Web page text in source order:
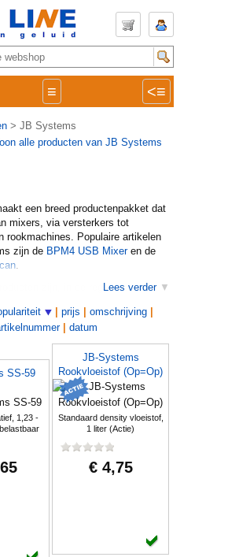
≡ <≡
> JB Systems
Lees verder
een breed productenpakket dat
mixers, via versterkers tot
rookmachines. Populaire artikelen
zijn de BPM4 USB Mixeren de
.
zijn, in de regel, net iets
Daarnaast is JB-Systems goed
Nederlandstalige handleidingen
merken vaak volledig
prijs omschrijving
| datum
SS-59
1,23 -
JB-Systems
Rookvloeistof (Op=Op)
Standaard density vloeistof,
1 liter (Actie)
€ 4,75